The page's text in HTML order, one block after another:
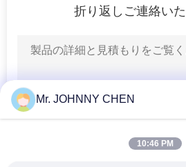
空気圧管継
折り返しご連絡いた
Mr. JOHNNY CHEN
10:46 PM